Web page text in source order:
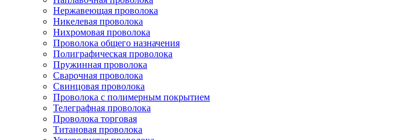
Нержавеющая проволока
Никелевая проволока
Нихромовая проволока
Проволока общего назначения
Полиграфическая проволока
Пружинная проволока
Сварочная проволока
Свинцовая проволока
Проволока с полимерным покрытием
Телеграфная проволока
Проволока торговая
Титановая проволока